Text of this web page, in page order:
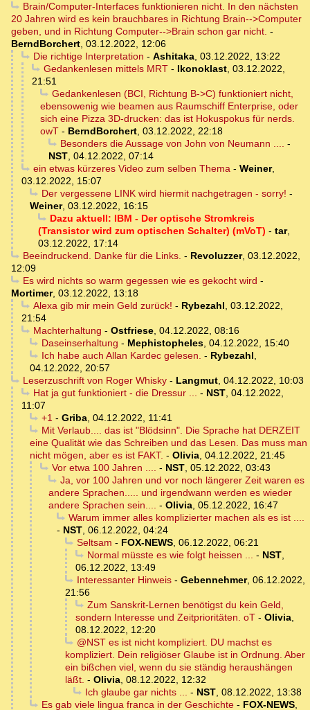
Brain/Computer-Interfaces funktionieren nicht. In den nächsten
20 Jahren wird es kein brauchbares in Richtung Brain-->Computer
geben, und in Richtung Computer-->Brain schon gar nicht. -
BerndBorchert, 03.12.2022, 12:06
Die richtige Interpretation - Ashitaka, 03.12.2022, 13:22
Gedankenlesen mittels MRT- Ikonoklast, 03.12.2022,
21:51
Gedankenlesen (BCI, Richtung B->C) funktioniert nicht,
ebensowenig wie beamen aus Raumschiff Enterprise, oder
sich eine Pizza 3D-drucken: das ist Hokuspokus für nerds.
owT - BerndBorchert, 03.12.2022, 22:18
Besonders die Aussage von John von Neumann .... -
NST, 04.12.2022, 07:14
ein etwas kürzeres Video zum selben Thema- Weiner,
03.12.2022, 15:07
Der vergessene LINK wird hiermit nachgetragen - sorry! -
Weiner, 03.12.2022, 16:15
Dazu aktuell: IBM - Der optische Stromkreis
(Transistor wird zum optischen Schalter) (mVoT) - tar,
03.12.2022, 17:14
Beeindruckend. Danke für die Links. - Revoluzzer, 03.12.2022,
12:09
Es wird nichts so warm gegessen wie es gekocht wird -
Mortimer, 03.12.2022, 13:18
Alexa gib mir mein Geld zurück! - Rybezahl, 03.12.2022,
21:54
Machterhaltung - Ostfriese, 04.12.2022, 08:16
Daseinserhaltung - Mephistopheles, 04.12.2022, 15:40
Ich habe auch Allan Kardec gelesen. - Rybezahl,
04.12.2022, 20:57
Leserzuschrift von Roger Whisky- Langmut, 04.12.2022, 10:03
Hat ja gut funktioniert - die Dressur ... - NST, 04.12.2022,
11:07
+1- Griba, 04.12.2022, 11:41
Mit Verlaub.... das ist "Blödsinn". Die Sprache hat DERZEIT
eine Qualität wie das Schreiben und das Lesen. Das muss man
nicht mögen, aber es ist FAKT. - Olivia, 04.12.2022, 21:45
Vor etwa 100 Jahren .... - NST, 05.12.2022, 03:43
Ja, vor 100 Jahren und vor noch längerer Zeit waren es
andere Sprachen..... und irgendwann werden es wieder
andere Sprachen sein.... - Olivia, 05.12.2022, 16:47
Warum immer alles komplizierter machen als es ist ....
- NST, 06.12.2022, 04:24
Seltsam - FOX-NEWS, 06.12.2022, 06:21
Normal müsste es wie folgt heissen ... - NST,
06.12.2022, 13:49
Interessanter Hinweis- Gebennehmer, 06.12.2022,
21:56
Zum Sanskrit-Lernen benötigst du kein Geld,
sondern Interesse und Zeitprioritäten. oT - Olivia,
08.12.2022, 12:20
@NST es ist nicht kompliziert. DU machst es
kompliziert. Dein religiöser Glaube ist in Ordnung. Aber
ein bißchen viel, wenn du sie ständig heraushängen
läßt. - Olivia, 08.12.2022, 12:32
Ich glaube gar nichts ... - NST, 08.12.2022, 13:38
Es gab viele lingua franca in der Geschichte- FOX-NEWS,